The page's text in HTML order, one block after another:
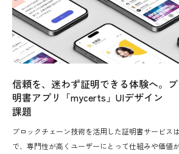
信頼を、迷わず証明できる体験へ。
明書アプリ「mycerts」UIデザイン
課題
ブロックチェーン技術を活用した証明書サービス
で、専門性が高くユーザーにとって仕組みや価値